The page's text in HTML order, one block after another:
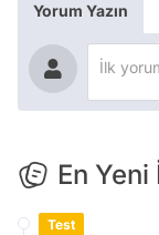
Yorum Yazın
En
Test